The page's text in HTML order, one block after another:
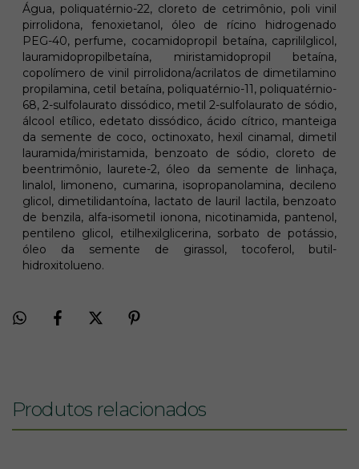
Água, poliquatérnio-22, cloreto de cetrimônio, poli vinil
pirrolidona, fenoxietanol, óleo de rícino hidrogenado
PEG-40, perfume, cocamidopropil betaína, caprililglicol,
lauramidopropilbetaína, miristamidopropil betaína,
copolímero de vinil pirrolidona/acrilatos de dimetilamino
propilamina, cetil betaína, poliquatérnio-11, poliquatérnio-
68, 2-sulfolaurato dissódico, metil 2-sulfolaurato de sódio,
álcool etílico, edetato dissódico, ácido cítrico, manteiga
da semente de coco, octinoxato, hexil cinamal, dimetil
lauramida/miristamida, benzoato de sódio, cloreto de
beentrimônio, laurete-2, óleo da semente de linhaça,
linalol, limoneno, cumarina, isopropanolamina, decileno
glicol, dimetilidantoína, lactato de lauril lactila, benzoato
de benzila, alfa-isometil ionona, nicotinamida, pantenol,
pentileno glicol, etilhexilglicerina, sorbato de potássio,
óleo da semente de girassol, tocoferol, butil-
hidroxitolueno.
Produtos relacionados